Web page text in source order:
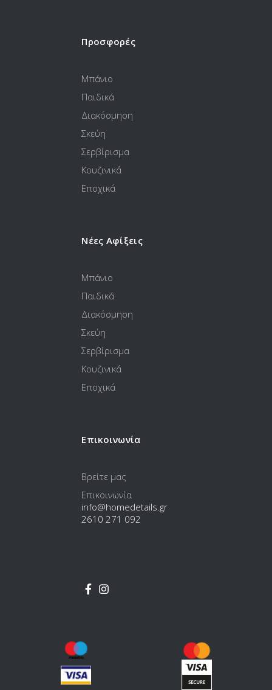
Προσφορές
Μπάνιο
Παιδικά
Διακόσμηση
Σκεύη
Σερβίρισμα
Κουζινικά
Εποχικά
Νέες Αφίξεις
Μπάνιο
Παιδικά
Διακόσμηση
Σκεύη
Σερβίρισμα
Κουζινικά
Εποχικά
Επικοινωνία
Βρείτε μας
Επικοινωνία
info@homedetails.gr
2610 271 092